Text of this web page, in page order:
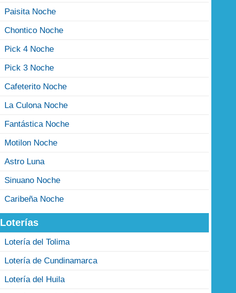
Paisita Noche
Chontico Noche
Pick 4 Noche
Pick 3 Noche
Cafeterito Noche
La Culona Noche
Fantástica Noche
Motilon Noche
Astro Luna
Sinuano Noche
Caribeña Noche
Loterías
Lotería del Tolima
Lotería de Cundinamarca
Lotería del Huila